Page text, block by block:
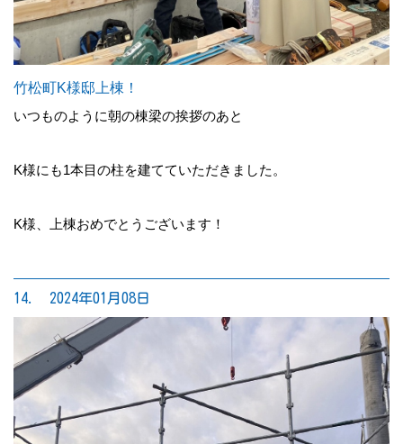
竹松町K様邸上棟！
いつものように朝の棟梁の挨拶のあと
K様にも1本目の柱を建てていただきました。
K様、上棟おめでとうございます！
14. 2024年01月08日